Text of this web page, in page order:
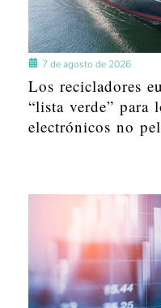
7 de agosto de 2026
Los recicladores
“lista verde” para
electrónicos no